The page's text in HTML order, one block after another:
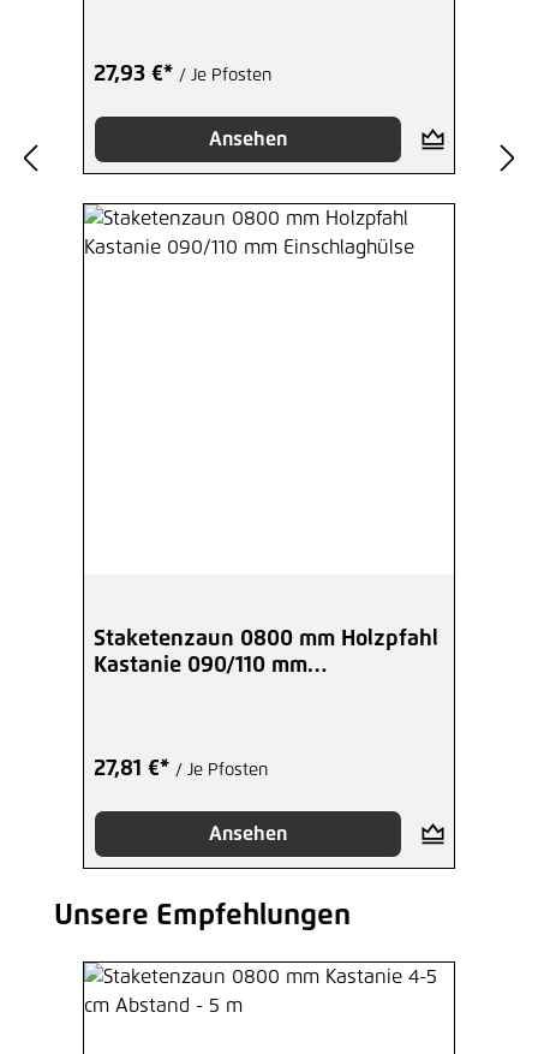
27,93 €* / Je Pfosten
Ansehen
Staketenzaun 0800 mm Holzpfahl
Kastanie 090/110 mm
27,81 €* / Je Pfosten
Ansehen
Produktgalerie überspringen
Unsere Empfehlungen